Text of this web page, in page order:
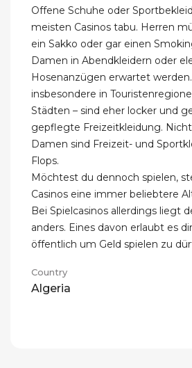
Offene Schuhe oder
meisten Casinos tabu. Herren
ein Sakko oder gar einen
Damen in Abendkleidern oder
Hosenanzügen erwartet
insbesondere in
Städten – sind eher locker und
gepflegte Freizeitkleidung.
Damen sind Freizeit- und
Flops.
Möchtest du dennoch spielen,
Casinos eine immer beliebtere
Bei Spielcasinos allerdings liegt
anders. Eines davon erlaubt es
öffentlich um Geld spielen zu
Country
Algeria